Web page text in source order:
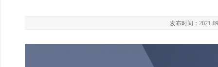
发布时间：2021-